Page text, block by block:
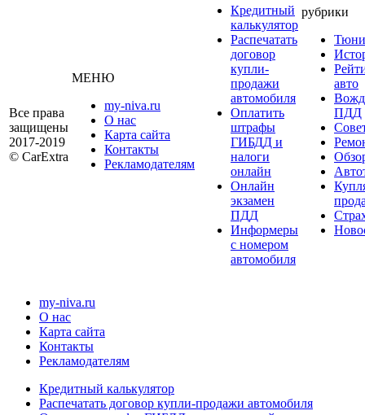
Все права
защищены
2017-2019
© CarExtra
МЕНЮ
my-niva.ru
О нас
Карта сайта
Контакты
Рекламодателям
Кредитный
калькулятор
Распечатать
договор
купли-
продажи
автомобиля
Оплатить
штрафы
ГИБДД и
налоги
онлайн
Онлайн
экзамен
ПДД
Информеры
с номером
автомобиля
рубрики
авто
ПДД
my-niva.ru
О нас
Карта сайта
Контакты
Рекламодателям
Кредитный калькулятор
Распечатать договор купли-продажи автомобиля